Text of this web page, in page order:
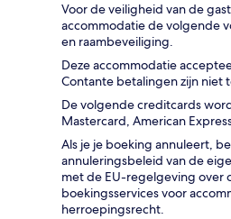
Voor de veiligheid van de
accommodatie de volgende
en raambeveiliging.
Deze accommodatie
Contante betalingen zijn niet
De volgende creditcards
Mastercard, American
Als je je boeking annuleert,
annuleringsbeleid van de
met de EU-regelgeving over
boekingsservices voor
herroepingsrecht.